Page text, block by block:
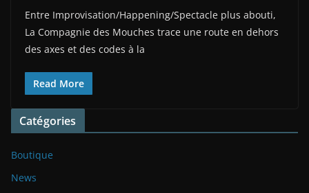
Entre Improvisation/Happening/Spectacle plus abouti,
La Compagnie des Mouches trace une route en dehors
des axes et des codes à la
Read More
Catégories
Boutique
News